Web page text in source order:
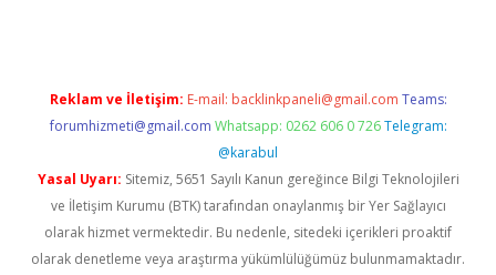
Reklam ve İletişim: E-mail: backlinkpaneli@gmail.com Teams:
forumhizmeti@gmail.com Whatsapp: 0262 606 0 726 Telegram:
@karabul
Yasal Uyarı: Sitemiz, 5651 Sayılı Kanun gereğince Bilgi Teknolojileri
ve İletişim Kurumu (BTK) tarafından onaylanmış bir Yer Sağlayıcı
olarak hizmet vermektedir. Bu nedenle, sitedeki içerikleri proaktif
olarak denetleme veya araştırma yükümlülüğümüz bulunmamaktadır.